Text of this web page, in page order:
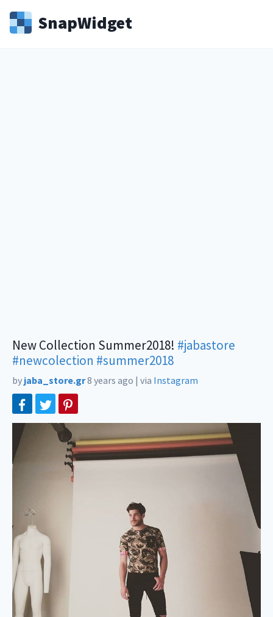
SnapWidget
New Collection Summer2018! #jabastore
#newcolection #summer2018
by jaba_store.gr8 years ago | via Instagram